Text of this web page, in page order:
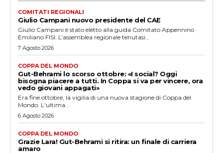
COMITATI REGIONALI
Giulio Campani nuovo presidente del CAE
Giulio Campani è stato eletto alla guida Comitato Appennino
Emiliano FISI. L’assemblea regionale tenutasi...
7 Agosto 2026
COPPA DEL MONDO
Gut-Behrami lo scorso ottobre: «I social? Oggi
bisogna piacere a tutti. In Coppa si va per vincere, ora
vedo giovani appagati»
Era fine ottobre, la vigilia di una nuova stagione di Coppa del
Mondo. L'ultima...
6 Agosto 2026
COPPA DEL MONDO
Grazie Lara! Gut-Behrami si ritira: un finale di carriera
amaro